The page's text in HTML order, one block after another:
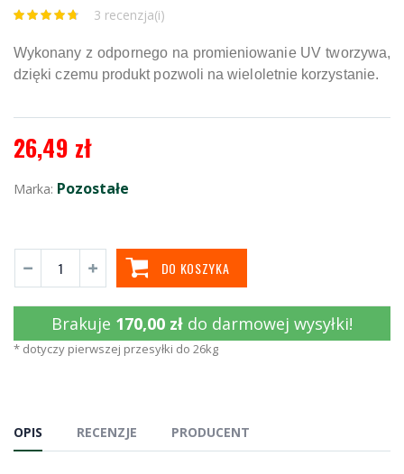
3 recenzja(i)
Wykonany z odpornego na promieniowanie UV tworzywa,
dzięki czemu produkt pozwoli na wieloletnie korzystanie.
26,49 zł
Marka: Pozostałe
DO KOSZYKA
Brakuje 170,00 zł do darmowej wysyłki!
* dotyczy pierwszej przesyłki do 26kg
OPIS RECENZJE PRODUCENT